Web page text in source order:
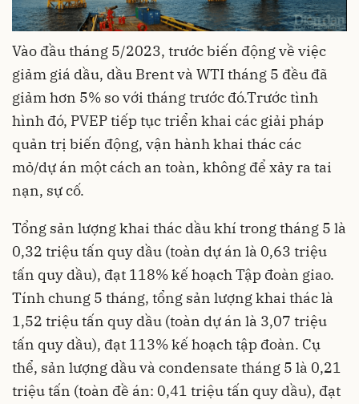
Vào đầu tháng 5/2023, trước biến động về việc
giảm giá dầu, dầu Brent và WTI tháng 5 đều đã
giảm hơn 5% so với tháng trước đó.Trước tình
hình đó, PVEPtiếp tục triển khai các giải pháp
quản trị biến động, vận hành khai thác các
mỏ/dự án một cách an toàn, không để xảy ra tai
nạn, sự cố.
Tổng sản lượng khai thác dầu khí trong tháng 5 là
0,32 triệu tấn quy dầu (toàn dự án là 0,63 triệu
tấn quy dầu), đạt 118% kế hoạch Tập đoàn giao.
Tính chung 5 tháng, tổng sản lượng khai thác là
1,52 triệu tấn quy dầu (toàn dự án là 3,07 triệu
tấn quy dầu), đạt 113% kế hoạch tập đoàn. Cụ
thể, sản lượng dầu và condensate tháng 5 là 0,21
triệu tấn (toàn đề án: 0,41 triệu tấn quy dầu), đạt